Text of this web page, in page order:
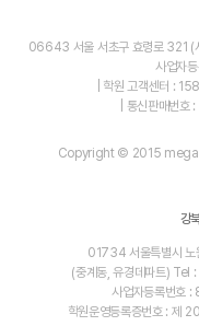
06643 서울 서초구 효령로 321 (
사업자
| 학원 고객센터 :
| 통신판매번
Copyright © 2015
강
01734 서울특별시
(중계동, 유경데파트)
사업자등록번호
학원운영등록증번호 : 제